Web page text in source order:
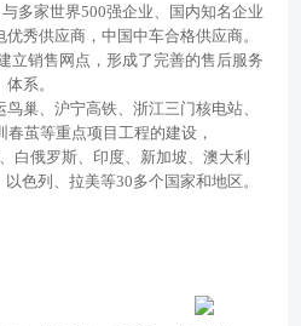
多家世界500强企业、国内知名企业
秀供应商，中国中车合格供应商。
立销售网点，形成了完善的售后服务
体系。
巢、沪宁高铁、浙江三门核电站、
春茧等重点项目工程的建设，
白俄罗斯、印度、新加坡、澳大利
色列、拉美等30多个国家和地区。